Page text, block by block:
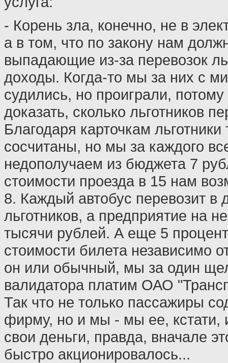
- Корень зла, конечно, не в
а в том, что по закону нам
выпадающие из-за перевозок
доходы. Когда-то мы за них с
судились, но проиграли,
доказать, сколько льготников
Благодаря карточкам льготники
сосчитаны, но мы за каждого
недополучаем из бюджета 7
стоимости проезда в 15 нам
8. Каждый автобус перевозит в
льготников, а предприятие на
тысячи рублей. А еще 5
стоимости билета независимо
он или обычный, мы за один
валидатора платим ОАО
Так что не только пассажиры
фирму, но и мы - мы ее, кстати,
свои деньги, правда, вначале
быстро акционировалось...